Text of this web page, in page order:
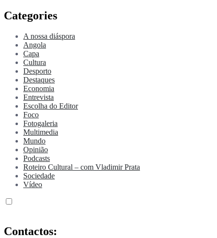
Categories
A nossa diáspora
Angola
Capa
Cultura
Desporto
Destaques
Economia
Entrevista
Escolha do Editor
Foco
Fotogaleria
Multimedia
Mundo
Opinião
Podcasts
Roteiro Cultural – com Vladimir Prata
Sociedade
Vídeo
Contactos: